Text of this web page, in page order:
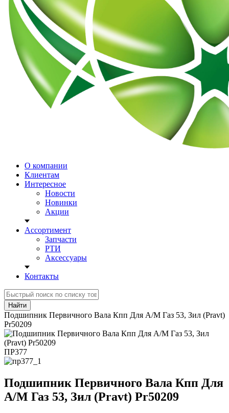
О компании
Клиентам
Интересное
Новости
Новинки
Акции
Ассортимент
Запчасти
РТИ
Аксессуары
Контакты
Найти
Подшипник Первичного Вала Кпп Для А/М Газ 53, Зил (Pravt)
Pr50209
ПР377
Подшипник Первичного Вала Кпп Для
А/М Газ 53, Зил (Pravt) Pr50209